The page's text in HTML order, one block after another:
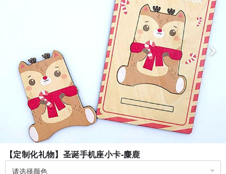
【定制化礼物】圣诞手机座小卡-麋鹿